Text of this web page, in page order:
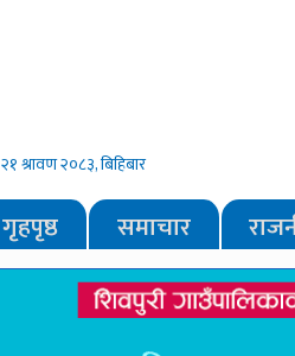
२१ श्रावण २०८३, बिहिबार
गृहपृष्ठ समाचार